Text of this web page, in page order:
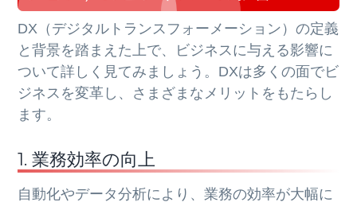
DX（デジタルトランスフォーメーション）の定義
と背景を踏まえた上で、ビジネスに与える影響に
ついて詳しく見てみましょう。DXは多くの面でビ
ジネスを変革し、さまざまなメリットをもたらし
ます。
1. 業務効率の向上
自動化やデータ分析により、業務の効率が大幅に